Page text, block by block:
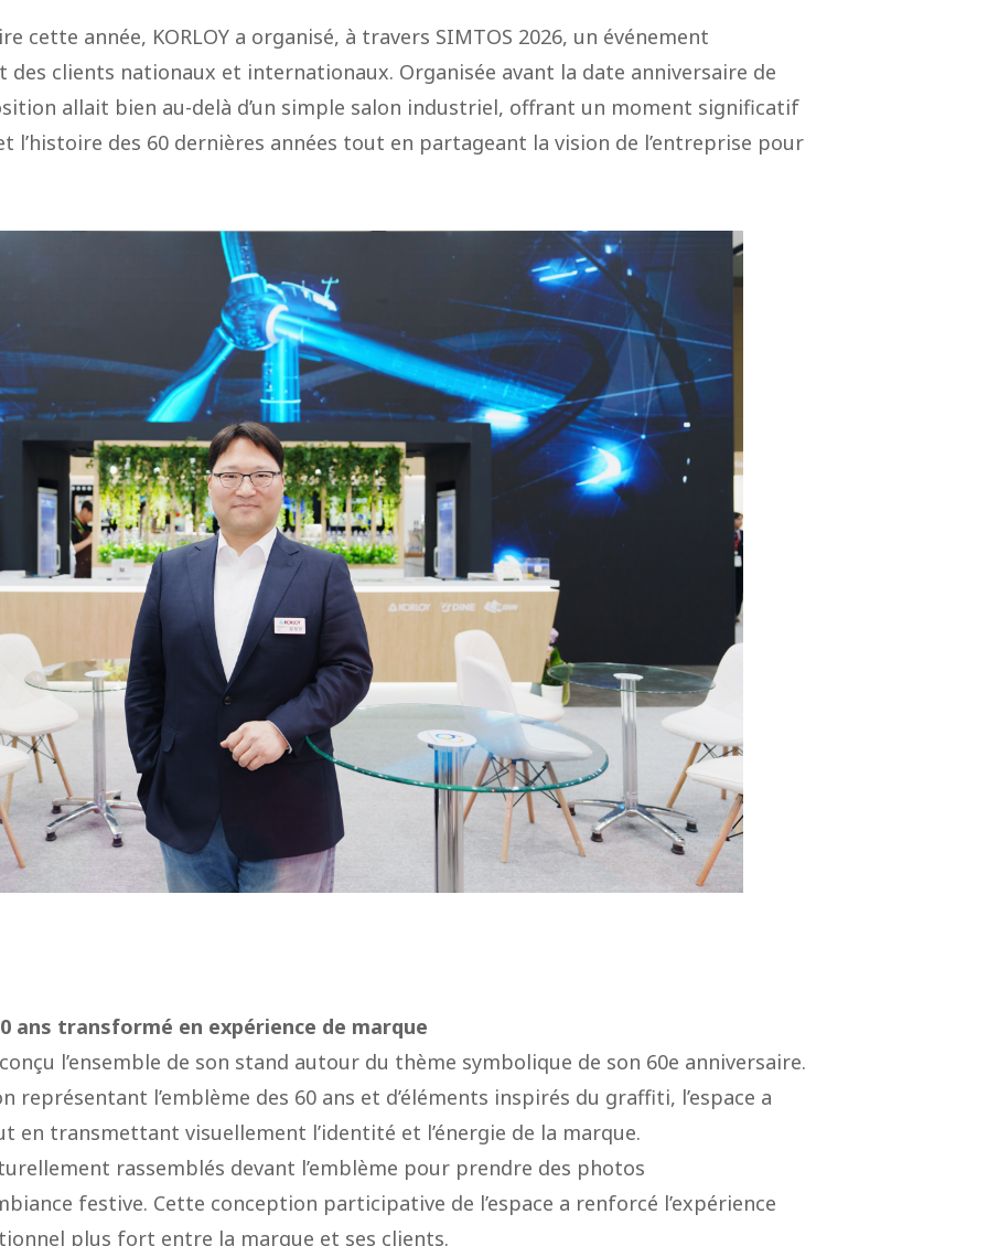
cette année, KORLOY a organisé, à travers SIMTOS 2026, un événement
clients nationaux et internationaux. Organisée avant la date anniversaire de
allait bien au-delà d’un simple salon industriel, offrant un moment significatif
l’histoire des 60 dernières années tout en partageant la vision de l’entreprise pour
ans transformé en expérience de marque
l’ensemble de son stand autour du thème symbolique de son 60e anniversaire.
l’emblème des 60 ans et d’éléments inspirés du graffiti, l’espace a
en transmettant visuellement l’identité et l’énergie de la marque.
rassemblés devant l’emblème pour prendre des photos
festive. Cette conception participative de l’espace a renforcé l’expérience
plus fort entre la marque et ses clients.